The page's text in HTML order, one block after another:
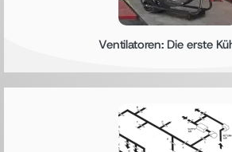
Ventilatoren: Die erste